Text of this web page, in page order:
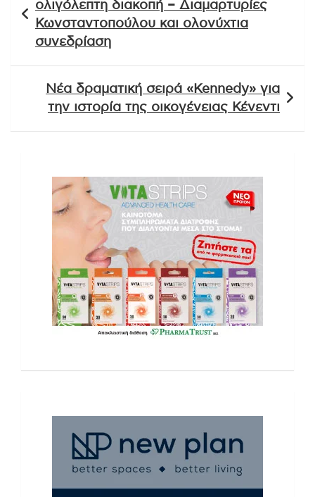
ολιγόλεπτη διακοπή – Διαμαρτυρίες
Κωνσταντοπούλου και ολονύχτια
συνεδρίαση
Νέα δραματική σειρά «Kennedy» για
την ιστορία της οικογένειας Κένεντι